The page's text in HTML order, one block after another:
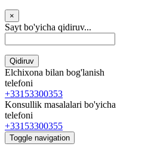
×
Sayt bo'yicha qidiruv...
Qidiruv
Elchixona bilan bog'lanish
telefoni
+33153300353
Konsullik masalalari bo'yicha
telefoni
+33153300355
Toggle navigation